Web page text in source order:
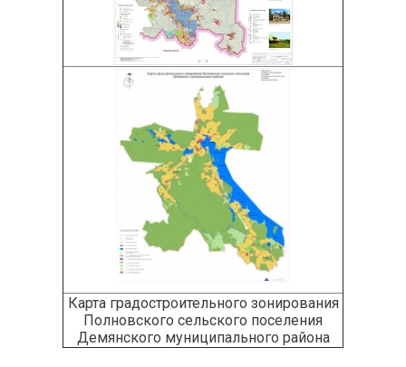
Карта градостроительного зонирования
Полновского сельского поселения
Демянского муниципального района